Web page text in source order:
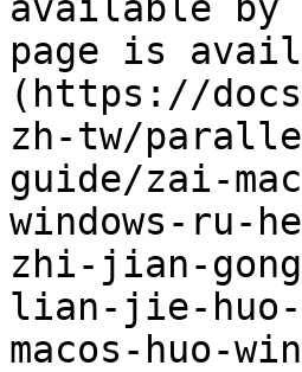
page is
(https://
zh-tw/
guide/zai-
windows-ru-
zhi-jian-
lian-jie-
macos-huo-